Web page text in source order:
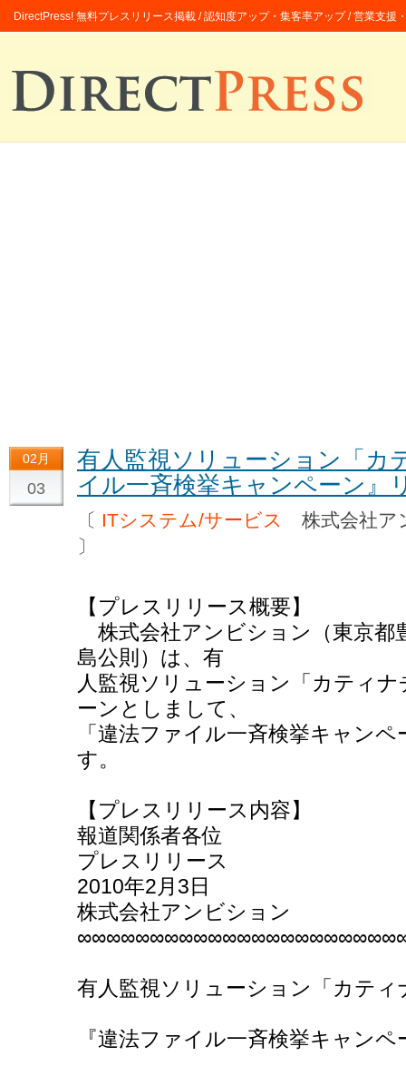
DirectPress! 無料プレスリリース掲載 / 認知度アップ・集客率アップ / 営業支援
02月
03
有人監視ソリューション「カ
イル一斉検挙キャンペーン』
〔 ITシステム/サービス
株式会社
〕
【プレスリリース概要】
株式会社アンビション（東京都
島公則）は、有
人監視ソリューション「カティ
ーンとしまして、
「違法ファイル一斉検挙キャン
す。
【プレスリリース内容】
報道関係者各位
プレスリリース
2010年2月3日
株式会社アンビション
有人監視ソリューション「カティ
『違法ファイル一斉検挙キャン